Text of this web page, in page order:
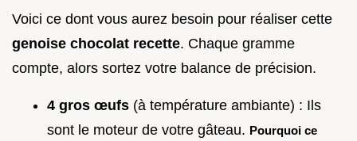
Voici ce dont vous aurez besoin pour réaliser cette
genoise chocolat recette. Chaque gramme
compte, alors sortez votre balance de précision.
4 gros œufs (à température ambiante) : Ils
sont le moteur de votre gâteau. Pourquoi ce